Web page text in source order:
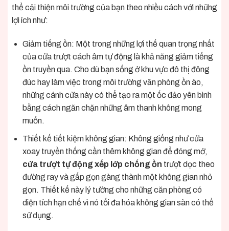
thể cải thiện môi trường của bạn theo nhiều cách với những
lợi ích như:
Giảm tiếng ồn: Một trong những lợi thế quan trọng nhất
của cửa trượt cách âm tự động là khả năng giảm tiếng
ồn truyền qua. Cho dù bạn sống ở khu vực đô thị đông
đúc hay làm việc trong môi trường văn phòng ồn ào,
những cánh cửa này có thể tạo ra một ốc đảo yên bình
bằng cách ngăn chặn những âm thanh không mong
muốn.
Thiết kế tiết kiệm không gian: Không giống như cửa
xoay truyền thống cần thêm không gian để đóng mở,
cửa trượt tự động xếp lớp chống ồn trượt dọc theo
đường ray và gấp gọn gàng thành một không gian nhỏ
gọn. Thiết kế này lý tưởng cho những căn phòng có
diện tích hạn chế vì nó tối đa hóa không gian sàn có thể
sử dụng.